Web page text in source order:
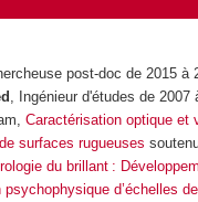
post-doc de 2015 à
, Ingénieur d'études de
Caractérisation optique et
surfaces rugueuses
du brillant :
d’échelles